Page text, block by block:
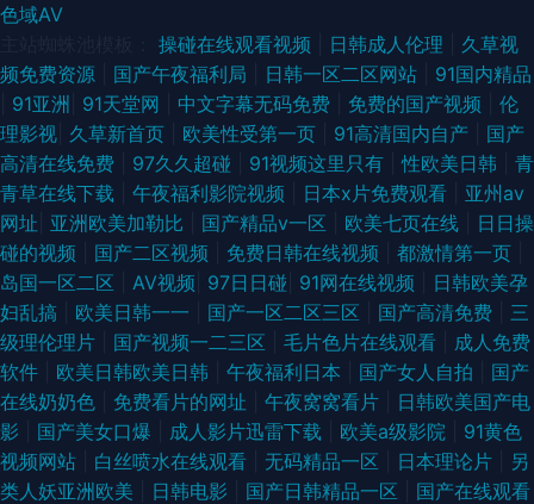
色域AV
操碰在线观看视频 日韩成人伦理
久草视
频免费资源
国产午夜福利局 日韩一区二区网站
91国内精品
91亚洲 91天堂网 中文字幕无码免费 免费的国产视频
伦
理影视 久草新首页 欧美性受第一页 91高清国内自产
国产
高清在线免费
97久久超碰 91视频这里只有 |性欧美日韩
青
青草在线下载
午夜福利影院视频 日本x片免费观看
亚州av
网址 亚洲欧美加勒比 国产精品v一区 欧美七页在线
日日操
碰的视频
国产二区视频 免费日韩在线视频 都激情第一页
岛国一区二区
AⅤ视频 97日日碰 91网在线视频
日韩欧美孕
妇乱搞
欧美日韩一一 国产一区二区三区 国产高清免费
三
级理伦理片
国产视频一二三区 毛片色片在线观看
成人免费
软件
欧美日韩欧美日韩 午夜福利日本 国产女人自拍
国产
在线奶奶色
免费看片的网址 午夜窝窝看片
日韩欧美国产电
影
国产美女口爆 成人影片迅雷下载 欧美a级影院
91黄色
视频网站
白丝喷水在线观看 无码精品一区 日本理论片
另
类人妖亚洲欧美
日韩电影 国产日韩精品一区
国产在线观看